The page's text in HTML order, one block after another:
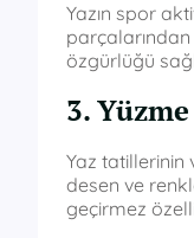
Yazın spor
özgürlüğü
3.
Yaz tatillerinin
desen ve
geçirmez